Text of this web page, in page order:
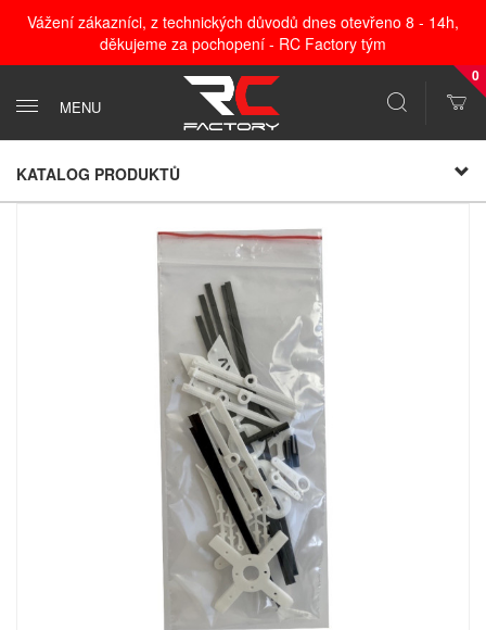
Vážení zákazníci, z technických důvodů dnes otevřeno 8 - 14h,
děkujeme za pochopení - RC Factory tým
MENU
0
KATALOG PRODUKTŮ